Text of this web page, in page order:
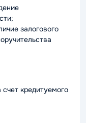
залогового
кредитуемого